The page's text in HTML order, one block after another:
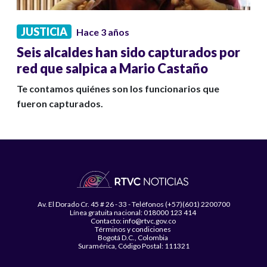
JUSTICIA Hace 3 años
Seis alcaldes han sido capturados por
red que salpica a Mario Castaño
Te contamos quiénes son los funcionarios que
fueron capturados.
Av. El Dorado Cr. 45 # 26 - 33 - Teléfonos (+57)(601) 2200700
Línea gratuita nacional: 018000 123 414
Contacto: info@rtvc.gov.co
Términos y condiciones
Bogotá D.C., Colombia
Suramérica, Código Postal: 111321